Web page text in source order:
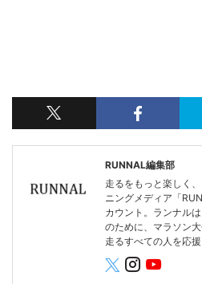
RUNNAL編集部
走るをもっと楽しく
ニングメディア「
カウント。ランナル
のために、マラソン
走るすべての人を応援